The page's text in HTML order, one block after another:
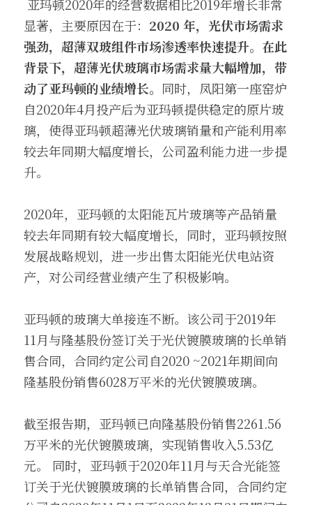
显著，主要原因在于： 2020 年，光伏市场需求
强劲，超薄双玻组件市场渗透率快速提升。在此
背景下，超薄光伏玻璃市场需求量大幅增加，带
动了亚玛顿的业绩增长。 同时，凤阳第一座窑炉
自2020年4月投产后为亚玛顿提供稳定的原片玻
璃，使得亚玛顿超薄光伏玻璃销量和产能利用率
较去年同期大幅度增长，公司盈利能力进一步提
升。
2020年，亚玛顿的太阳能瓦片玻璃等产品销量
较去年同期有较大幅度增长，同时，亚玛顿按照
发展战略规划，进一步出售太阳能光伏电站资
产，对公司经营业绩产生了积极影响。
亚玛顿的玻璃大单接连不断。该公司于2019年
11月与隆基股份签订关于光伏镀膜玻璃的长单销
售合同，合同约定公司自2020 ~2021年期间向
隆基股份销售6028万平米的光伏镀膜玻璃。
截至报告期，亚玛顿已向隆基股份销售2261.56
万平米的光伏镀膜玻璃，实现销售收入5.53亿
元。 同时，亚玛顿于2020年11月与天合光能签
订关于光伏镀膜玻璃的长单销售合同，合同约定